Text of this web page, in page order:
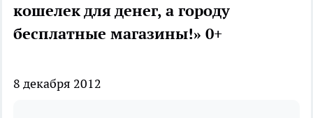
кошелек для денег, а городу
бесплатные магазины!» 0+
8 декабря 2012